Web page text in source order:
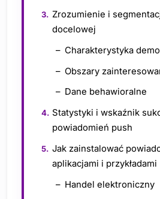
Zrozumienie i
docelowej
Charakterystyka
Obszary
Dane behawioralne
Statystyki i wskaźnik
powiadomień push
Jak zainstalować
aplikacjami i przykładami
Handel elektroniczny